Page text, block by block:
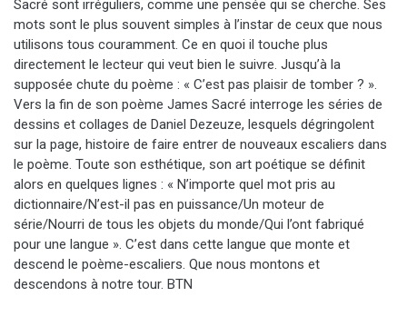
Sacré sont irréguliers, comme une pensée qui se cherche. Ses
mots sont le plus souvent simples à l’instar de ceux que nous
utilisons tous couramment. Ce en quoi il touche plus
directement le lecteur qui veut bien le suivre. Jusqu’à la
supposée chute du poème : « C’est pas plaisir de tomber ? ».
Vers la fin de son poème James Sacré interroge les séries de
dessins et collages de Daniel Dezeuze, lesquels dégringolent
sur la page, histoire de faire entrer de nouveaux escaliers dans
le poème. Toute son esthétique, son art poétique se définit
alors en quelques lignes : « N’importe quel mot pris au
dictionnaire/N’est-il pas en puissance/Un moteur de
série/Nourri de tous les objets du monde/Qui l’ont fabriqué
pour une langue ». C’est dans cette langue que monte et
descend le poème-escaliers. Que nous montons et
descendons à notre tour. BTN